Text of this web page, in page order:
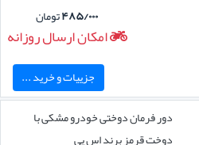
۴۸۵/۰۰۰تومان
امکان ارسال روزانه
جزییات و خرید ...
دور فرمان دوختی خودرو مشکی با
دوخت قرمز برند اس پی